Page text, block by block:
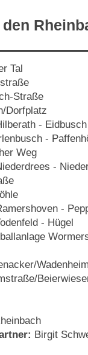
Tal
Straße
Dorfplatz
- Eidbusch
-
Weg
-
-
- Hügel
Birgit